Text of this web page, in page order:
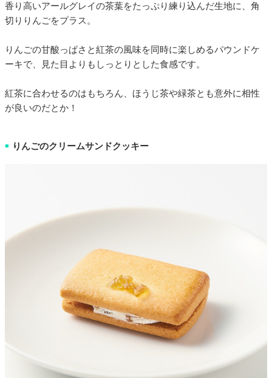
香り高いアールグレイの茶葉をたっぷり練り込んだ生地に、角
切りりんごをプラス。
りんごの甘酸っぱさと紅茶の風味を同時に楽しめるパウンドケ
ーキで、見た目よりもしっとりとした食感です。
紅茶に合わせるのはもちろん、ほうじ茶や緑茶とも意外に相性
が良いのだとか！
■ りんごのクリームサンドクッキー